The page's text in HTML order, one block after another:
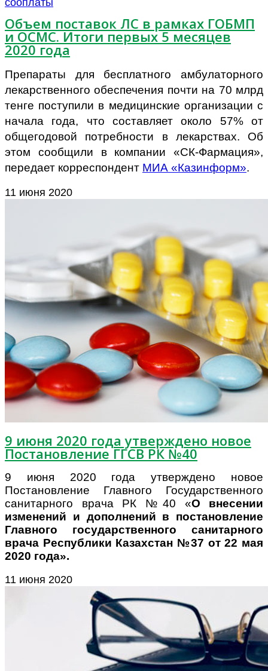
Объем поставок ЛС в рамках ГОБМП
и ОСМС. Итоги первых 5 месяцев
2020 года
Препараты для бесплатного амбулаторного
лекарственного обеспечения почти на 70 млрд
тенге поступили в медицинские организации с
начала года, что составляет около 57% от
общегодовой потребности в лекарствах. Об
этом сообщили в компании «СК-Фармация»,
передает корреспондент МИА «Казинформ».
11 июня 2020
9 июня 2020 года утверждено новое
Постановление ГГСВ РК №40
9 июня 2020 года утверждено новое
Постановление Главного Государственного
санитарного врача РК №40 «О внесении
изменений и дополнений в постановление
Главного государственного санитарного
врача Республики Казахстан №37 от 22 мая
2020 года».
11 июня 2020